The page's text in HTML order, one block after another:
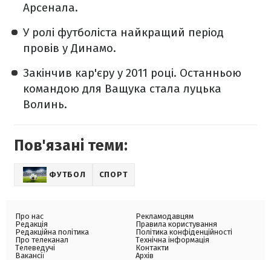
Арсенала.
У ролі футболіста найкращий період
провів у Динамо.
Закінчив кар'єру у 2011 році. Останньою
командою для Ващука стала луцька
Волинь.
Пов'язані теми:
ФУТБОЛ СПОРТ
Про нас
Редакція
Редакційна політика
Про телеканал
Телеведучі
Вакансії
Рекламодавцям
Правила користування
Політика конфіденційності
Технічна інформація
Контакти
Архів